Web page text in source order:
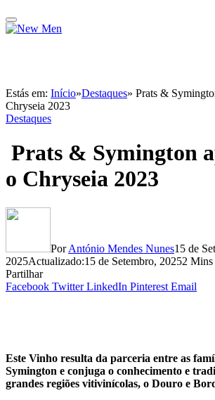
Estás em: Início»Destaques» Prats &
Chryseia 2023
Destaques
Prats & Symington
o Chryseia 2023
Por António Mendes Nunes15 de
2025Actualizado:15 de Setembro, 20252
Partilhar
Facebook Twitter LinkedIn Pinterest Email
Este Vinho resulta da parceria entre as
Symington e conjuga o conhecimento e
grandes regiões vitivinícolas, o Douro e